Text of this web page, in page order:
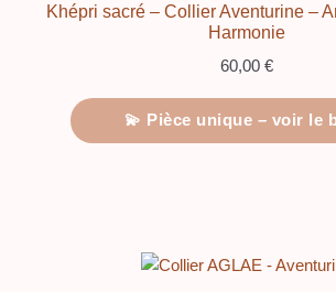
Khépri sacré – Collier Aventurine –
Harmonie
60,00 €
💫 Pièce unique – voir le